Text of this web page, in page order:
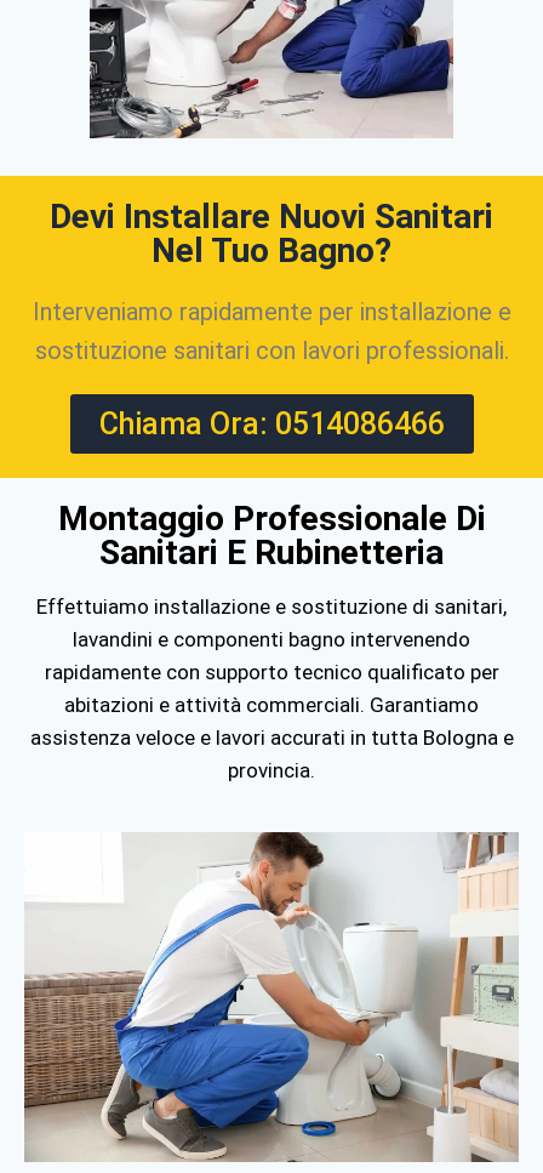
Devi Installare Nuovi Sanitari
Nel Tuo Bagno?
Interveniamo rapidamente per installazione e
sostituzione sanitari con lavori professionali.
Chiama Ora: 0514086466
Montaggio Professionale Di
Sanitari E Rubinetteria
Effettuiamo installazione e sostituzione di sanitari,
lavandini e componenti bagno intervenendo
rapidamente con supporto tecnico qualificato per
abitazioni e attività commerciali. Garantiamo
assistenza veloce e lavori accurati in tutta Bolognae
provincia.